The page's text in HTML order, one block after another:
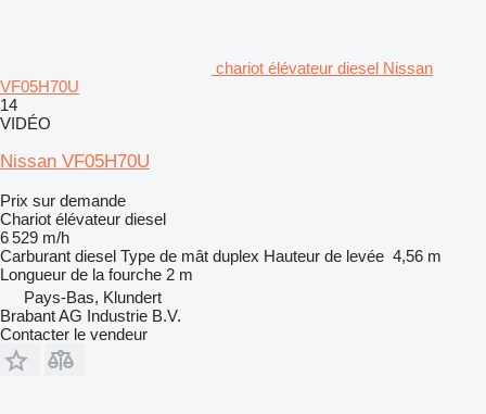
chariot élévateur diesel Nissan
VF05H70U
14
VIDÉO
Nissan VF05H70U
Prix sur demande
Chariot élévateur diesel
6 529 m/h
Carburant diesel Type de mât duplex Hauteur de levée 4,56 m
Longueur de la fourche 2 m
Pays-Bas, Klundert
Brabant AG Industrie B.V.
Contacter le vendeur